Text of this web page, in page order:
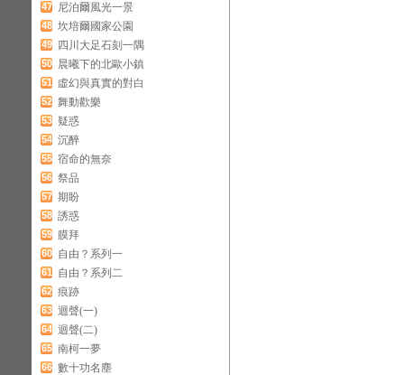
47 尼泊爾風光一景
48 坎培爾國家公園
49 四川大足石刻一隅
50 晨曦下的北歐小鎮
51 虛幻與真實的對白
52 舞動歡樂
53 疑惑
54 沉醉
55 宿命的無奈
56 祭品
57 期盼
58 誘惑
59 膜拜
60 自由？系列一
61 自由？系列二
62 痕跡
63 迴聲(一)
64 迴聲(二)
65 南柯一夢
66 數十功名塵